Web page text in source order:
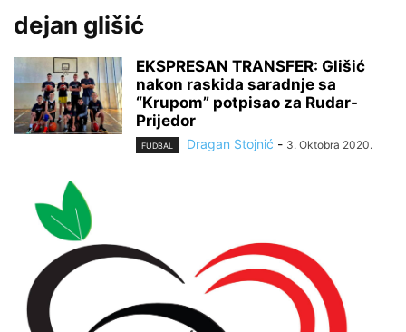
dejan glišić
EKSPRESAN TRANSFER: Glišić
nakon raskida saradnje sa
“Krupom” potpisao za Rudar-
Prijedor
FUDBAL Dragan Stojnić - 3. Oktobra 2020.